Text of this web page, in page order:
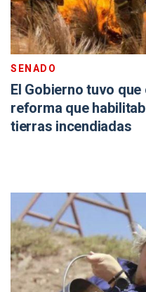
SENADO
El Gobierno tuvo
reforma que
tierras incendiadas